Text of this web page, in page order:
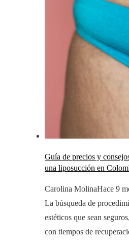
Guía de precios y
una liposucción en
Carolina MolinaHace 9
La búsqueda de
estéticos que sean
con tiempos de